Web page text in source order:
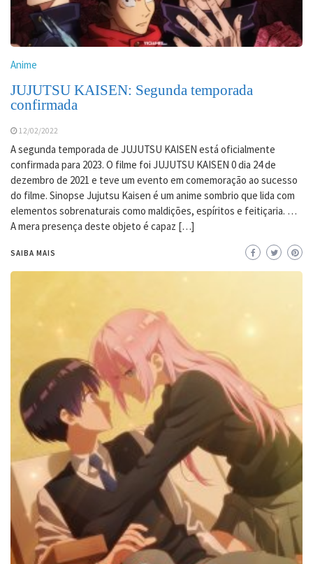
Anime
JUJUTSU KAISEN: Segunda temporada
confirmada
12/02/2022
A segunda temporada de JUJUTSU KAISEN está oficialmente
confirmada para 2023. O filme foi JUJUTSU KAISEN 0 dia 24 de
dezembro de 2021 e teve um evento em comemoração ao sucesso
do filme. Sinopse Jujutsu Kaisen é um anime sombrio que lida com
elementos sobrenaturais como maldições, espíritos e feitiçaria. …
A mera presença deste objeto é capaz […]
SAIBA MAIS